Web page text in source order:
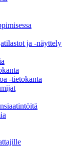
ja -näyttely
-tietokanta